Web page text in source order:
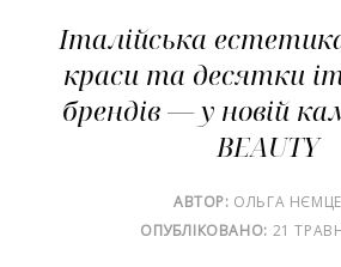
Італійська
краси та десятки
брендів — у новій
BEAUTY
АВТОР: ОЛЬГА
ОПУБЛІКОВАНО: 21